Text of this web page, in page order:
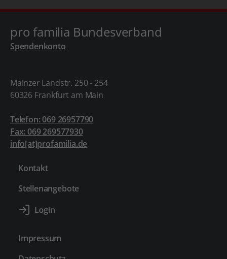
pro familia Bundesverband
Spendenkonto
Mainzer Landstr. 250 - 254
60326 Frankfurt am Main
Telefon: 069 26957790
Fax: 069 269577930
info[at]profamilia.de
Kontakt
Stellenangebote
Impressum